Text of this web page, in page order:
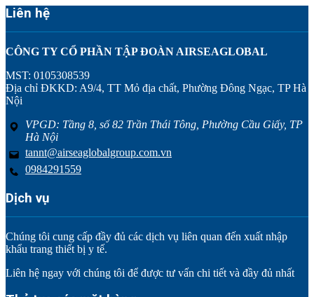
Liên hệ
CÔNG TY CỔ PHẦN TẬP ĐOÀN AIRSEAGLOBAL
MST: 0105308539
Địa chỉ ĐKKD: A9/4, TT Mỏ địa chất, Phường Đông Ngạc, TP Hà
Nội
VPGD: Tầng 8, số 82 Trần Thái Tông, Phường Cầu Giấy, TP
Hà Nội
tannt@airseaglobalgroup.com.vn
0984291559
Dịch vụ
Chúng tôi cung cấp đầy đủ các dịch vụ liên quan đến xuất nhập
khẩu trang thiết bị y tế.
Liên hệ ngay với chúng tôi để được tư vấn chi tiết và đầy đủ nhất